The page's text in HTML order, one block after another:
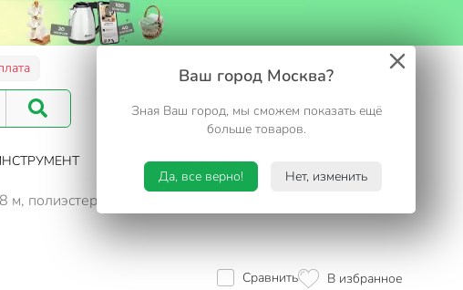
Ваш город Москва?
Зная Ваш город, мы сможем показать ещё
больше товаров.
Да, все верно! Нет, изменить
Корзина
САД И ОГОРОД ТУРИЗМ. ОТДЫХ НА ДАЧЕ
полиэстер, серый, Травка, Y256
Сравнить В избранное